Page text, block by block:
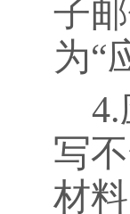
子
为“
4.
写
材